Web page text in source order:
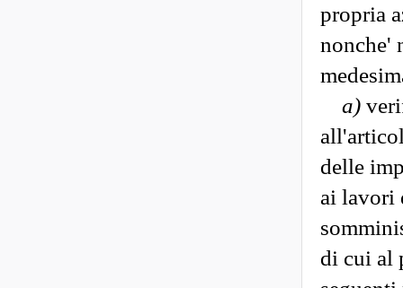
propria
nonche'
a)
delle
ai lavori
di cui al